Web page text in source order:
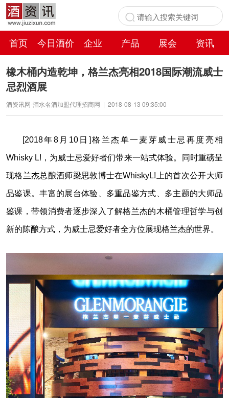
首页 今日酒价 企业 产品 展会
资讯
百科
橡木桶内造乾坤，格兰杰亮相2018国际潮流威士
忌烈酒展
酒资讯网-酒水名酒加盟代理招商网 | 2018-08-13 09:35:00
[2018年8月10日]格兰杰单一麦芽威士忌再度亮相
Whisky L!，为威士忌爱好者们带来一站式体验。同时重磅呈
现格兰杰总酿酒师梁思敦博士在WhiskyL!上的首次公开大师
品鉴课。丰富的展台体验、多重品鉴方式、多主题的大师品
鉴课，带领消费者逐步深入了解格兰杰的木桶管理哲学与创
新的陈酿方式，为威士忌爱好者全方位展现格兰杰的世界。